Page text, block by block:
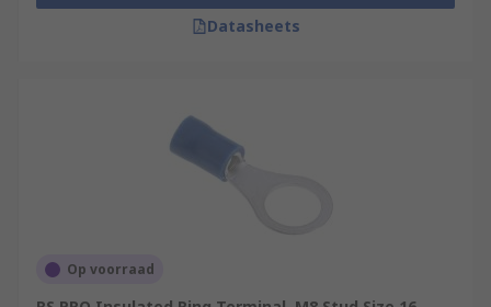
Datasheets
Op voorraad